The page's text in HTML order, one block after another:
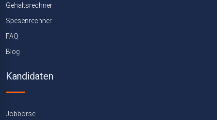
Gehaltsrechner
Spesenrechner
FAQ
Blog
Kandidaten
Jobbörse